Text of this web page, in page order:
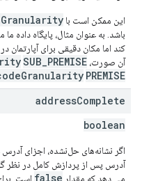
این ممکن است با
باشد. به عنوان مثال، پایگاه داده
کند اما مکان دقیقی برای آپارتمان
آن صورت، SUB_PREMISE
PREMISE
addressComplete
boolean
اگر نشانه‌های حل‌نشده، اجزای
آدرس پس از پردازش کامل در نظر
می دهد که مقدار false است.